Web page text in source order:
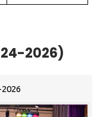
2026)